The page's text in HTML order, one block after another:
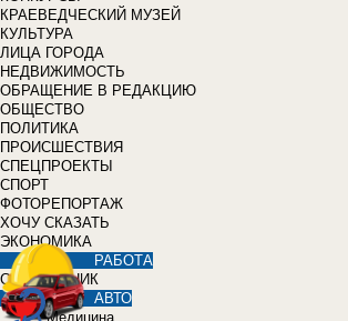
КРАЕВЕДЧЕСКИЙ МУЗЕЙ
КУЛЬТУРА
ЛИЦА ГОРОДА
НЕДВИЖИМОСТЬ
ОБРАЩЕНИЕ В РЕДАКЦИЮ
ОБЩЕСТВО
ПОЛИТИКА
ПРОИСШЕСТВИЯ
СПЕЦПРОЕКТЫ
СПОРТ
ФОТОРЕПОРТАЖ
ХОЧУ СКАЗАТЬ
ЭКОНОМИКА
РАБОТА
СПРАВОЧНИК
АВТО
Медицина